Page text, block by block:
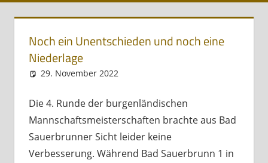
Noch ein Unentschieden und noch eine
Niederlage
29. November 2022
Die 4. Runde der burgenländischen
Mannschaftsmeisterschaften brachte aus Bad
Sauerbrunner Sicht leider keine
Verbesserung. Während Bad Sauerbrunn 1 in